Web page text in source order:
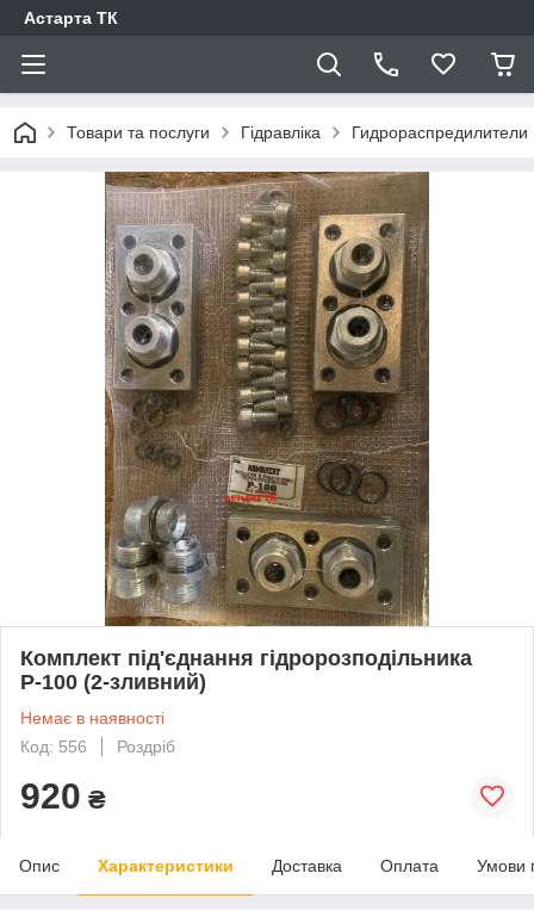
Астарта ТК
Товари та послуги Гідравліка Гидрораспредилители
Комплект під'єднання гідророзподільника
Р-100 (2-зливний)
Немає в наявності
Код: 556
Роздріб
920 ₴
Опис Характеристики Доставка Оплата Умови